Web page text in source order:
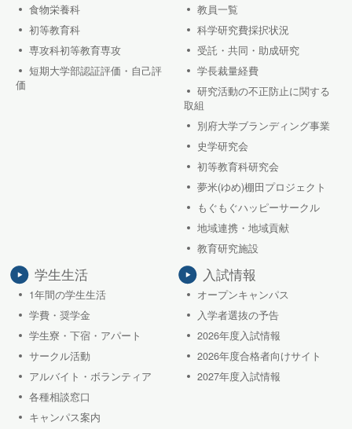
食物栄養科
初等教育科
専攻科初等教育専攻
短期大学部認証評価・自己評
価
教員一覧
科学研究費採択状況
受託・共同・助成研究
学長裁量経費
研究活動の不正防止に関する
取組
別府大学ブランディング事業
史学研究会
初等教育科研究会
夢米(ゆめ)棚田プロジェクト
もぐもぐハッピーサークル
地域連携・地域貢献
教育研究施設
学生生活
1年間の学生生活
学費・奨学金
学生寮・下宿・アパート
サークル活動
アルバイト・ボランティア
各種相談窓口
キャンパス案内
入試情報
オープンキャンパス
入学者選抜の予告
2026年度入試情報
2026年度合格者向けサイト
2027年度入試情報